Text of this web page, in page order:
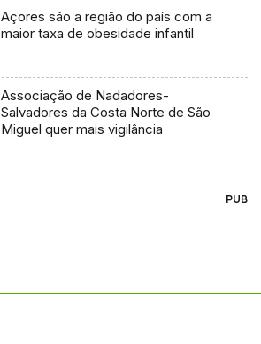
Açores são a região do país com a
maior taxa de obesidade infantil
Associação de Nadadores-
Salvadores da Costa Norte de São
Miguel quer mais vigilância
PUB